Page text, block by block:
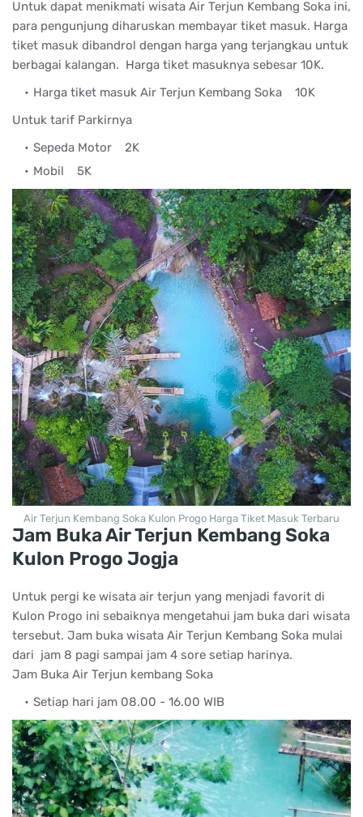
Untuk dapat menikmati wisata Air Terjun Kembang Soka ini,
para pengunjung diharuskan membayar tiket masuk. Harga
tiket masuk dibandrol dengan harga yang terjangkau untuk
berbagai kalangan. Harga tiket masuknya sebesar 10K.
Harga tiket masuk Air Terjun Kembang Soka 10K
Untuk tarif Parkirnya
Sepeda Motor 2K
Mobil 5K
Air Terjun Kembang Soka Kulon Progo Harga Tiket Masuk Terbaru
Jam Buka Air Terjun Kembang Soka
Kulon Progo Jogja
Untuk pergi ke wisata air terjun yang menjadi favorit di
Kulon Progo ini sebaiknya mengetahui jam buka dari wisata
tersebut. Jam buka wisata Air Terjun Kembang Soka mulai
dari jam 8 pagi sampai jam 4 sore setiap harinya.
Jam Buka Air Terjun kembang Soka
Setiap hari jam 08.00 - 16.00 WIB